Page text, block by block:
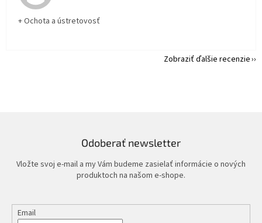
+ Ochota a ústretovosť
Zobraziť ďalšie recenzie
Odoberať newsletter
Vložte svoj e-mail a my Vám budeme zasielať informácie o nových
produktoch na našom e-shope.
Email